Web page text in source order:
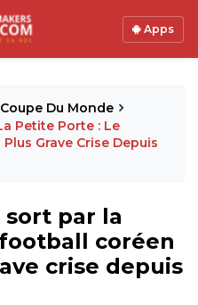
Apps
Coupe Du Monde
Petite Porte : Le
Grave Crise Depuis
sort par la
coréen
crise depuis